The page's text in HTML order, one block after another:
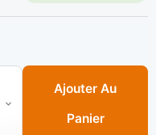
Z120 SLOVENIE ( B/
Ajouter Au
Panier